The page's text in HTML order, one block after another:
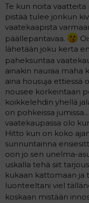
Te kun noita
pistää tulee jonkun
vaatekaapista
päällepantavaa.
lähetään joku kerta
paheksuntaa
ainakin nauraa maha
aina housuja ettiessä
nousee korkeintaan
koikkelehdin yhellä
on pohkeissa
vaatekaupassa olo
Hitto kun on koko
sunnuntainna
oon jo sen unelma-
uskalla tehä siit
kukaan kattomaan ja
luonteeltani viel
koskaan mistään